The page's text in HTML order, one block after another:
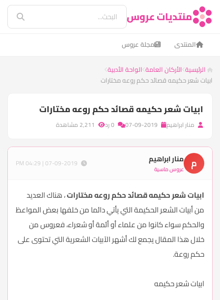
منتديات عروس
المنتدى مجلة عروس
الرئيسية الأركان العامة الواحة الأدبية
ابيات شعر حكيمه قصائد حكم روعه مختارات
ابيات شعر حكيمه قصائد حكم روعه مختارات
منار ابراهيم
م منار ابراهيم
عروس ماسية
ابيات شعر حكيمه قصائد حكم روعه مختارات، هناك العديد
من أبيات الشعر الحكيمة التي يأتي دائما من خلفها بعض المواعظ
والحكم سواء كانوا من علماء أو أئمة أو شعراء، فعروس من
خلال هذا المقال يجمع لك أشهر الآبيات الشعرية التي تحتوى على
حكم روعة.
ابيات شعر حكيمه